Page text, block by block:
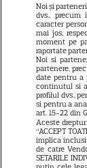
Noi și
dvs., precum
caracter
mai jos,
moment pe
raportate
Noi si
partenere,
date pentru a
continutul si
profilul dvs.,
si pentru a
art. 15-22 din
Aceste
“ACCEPT
implica
de catre
SETARILE